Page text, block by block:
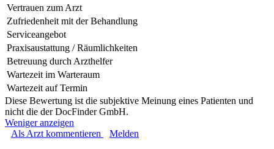
Vertrauen zum Arzt
Zufriedenheit mit der Behandlung
Serviceangebot
Praxisaustattung / Räumlichkeiten
Betreuung durch Arzthelfer
Wartezeit im Warteraum
Wartezeit auf Termin
Diese Bewertung ist die subjektive Meinung eines Patienten und
nicht die der DocFinder GmbH.
Weniger anzeigen
Als Arzt kommentieren
Melden